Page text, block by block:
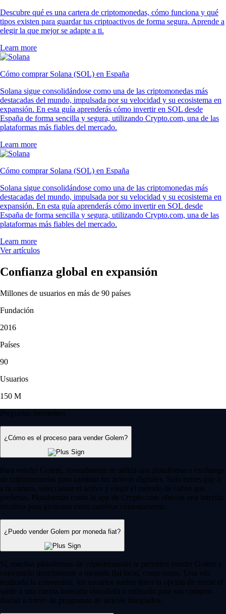
Descubre qué es una cartera de criptomonedas, cómo funciona y qué
tipos existen para guardar tus criptoactivos de forma segura. Aprende a
elegir la que mejor se adapte a ti.
Learn more
Cómo comprar Solana (SOL) en España
Solana sigue consolidándose como una de las criptomonedas más
destacadas del mundo, impulsada por su velocidad y su ecosistema en
expansión. En esta guía aprenderás cómo invertir en SOL desde
España de forma sencilla y segura, utilizando Crypto.com, una de las
plataformas más fiables del mercado.
Learn more
Cómo comprar Solana (SOL) en España
Solana sigue consolidándose como una de las criptomonedas más
destacadas del mundo, impulsada por su velocidad y su ecosistema en
expansión. En esta guía aprenderás cómo invertir en SOL desde
España de forma sencilla y segura, utilizando Crypto.com, una de las
plataformas más fiables del mercado.
Learn more
Ver artículos
Confianza global en expansión
Millones de usuarios en más de 90 países
Fundación
2016
Países
90
Usuarios
150 M
Preguntas frecuentes
¿Cómo es el proceso para vender Golem?
Para vender Golem, normalmente se utiliza una plataforma o exchange
de criptomonedas para cambiar tus activos digitales. Solo tienes que ir
a tu cartera, seleccionar el activo y elegir el método de cobro que
prefieras. Plataformas como la app de Crypto.com ofrecen una interfaz
intuitiva para gestionar estos cambios cómodamente.
¿Puedo vender Golem por moneda fiat?
Sí, muchas plataformas de criptomonedas te permiten vender Golem y
convertirlo directamente a moneda fiat local, como euros. Una vez
realizada la conversión, los usuarios suelen tener la opción de retirar el
saldo a una cuenta bancaria vinculada o utilizarlo para sus compras
diarias a través de programas de tarjetas integrados.